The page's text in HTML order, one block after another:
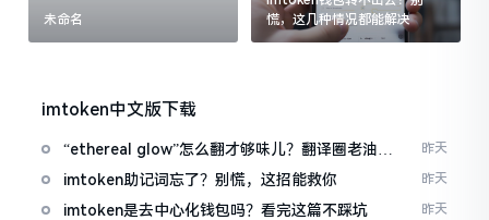
未命名
慌，这几种情况都能解决
imtoken中文版下载
“ethereal glow”怎么翻才够味儿？翻译圈老油条
的私房话
昨天
imtoken助记词忘了？别慌，这招能救你 昨天
imtoken是去中心化钱包吗？看完这篇不踩坑 昨天